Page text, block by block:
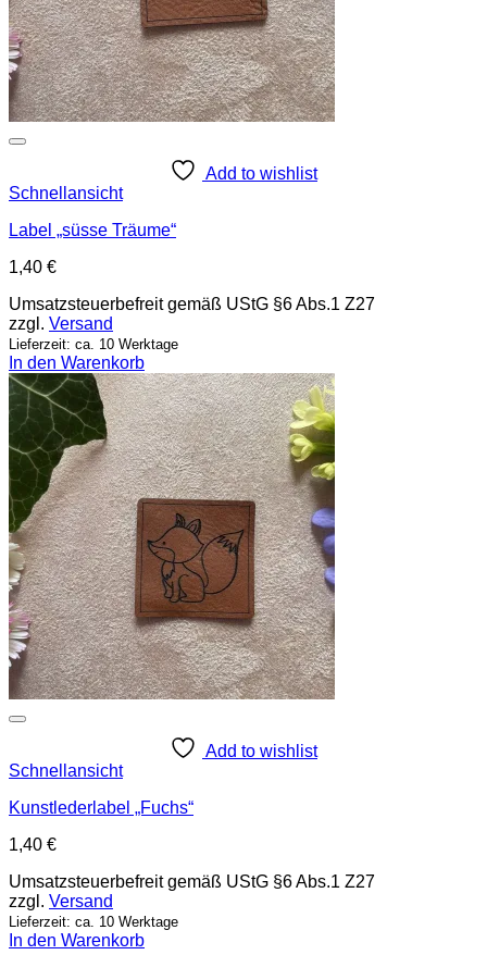
Add to wishlist
Schnellansicht
Label „süsse Träume“
1,40 €
Umsatzsteuerbefreit gemäß UStG §6 Abs.1 Z27
zzgl. Versand
Lieferzeit: ca. 10 Werktage
In den Warenkorb
Add to wishlist
Schnellansicht
Kunstlederlabel „Fuchs“
1,40 €
Umsatzsteuerbefreit gemäß UStG §6 Abs.1 Z27
zzgl. Versand
Lieferzeit: ca. 10 Werktage
In den Warenkorb